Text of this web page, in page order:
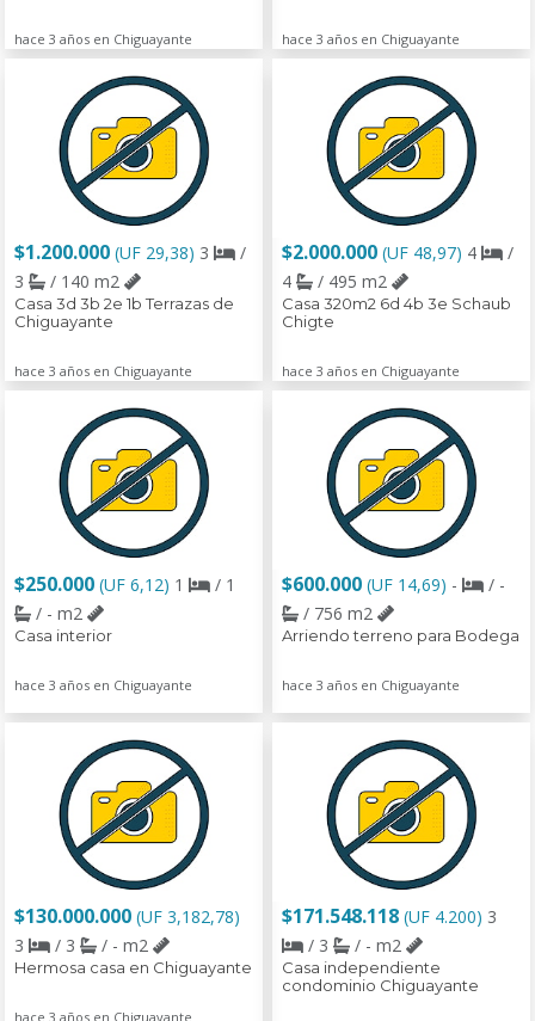
hace 3 años en Chiguayante hace 3 años en Chiguayante
$1.200.000 (UF 29,38) 3
/
3
/ 140 m2
Casa 3d 3b 2e 1b Terrazas de
Chiguayante
hace 3 años en Chiguayante
$2.000.000 (UF 48,97) 4
/
4
/ 495 m2
Casa 320m2 6d 4b 3e Schaub
Chigte
hace 3 años en Chiguayante
$250.000 (UF 6,12) 1
/ 1
/ - m2
Casa interior
hace 3 años en Chiguayante
$600.000 (UF 14,69) -
/ -
/ 756 m2
Arriendo terreno para Bodega
hace 3 años en Chiguayante
$130.000.000 (UF 3,182,78)
3
/ 3 / - m2
Hermosa casa en Chiguayante
hace 3 años en Chiguayante
$171.548.118 (UF 4.200) 3
/ 3
/ - m2
Casa independiente
condominio Chiguayante